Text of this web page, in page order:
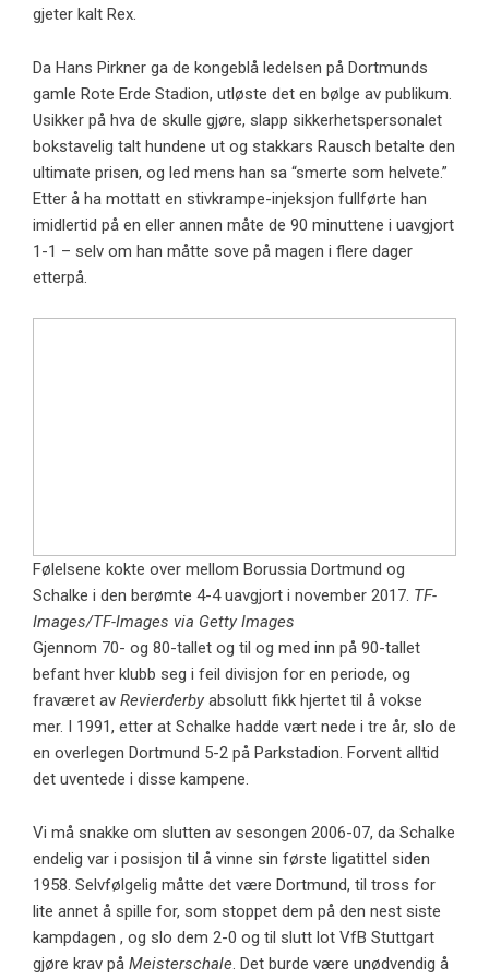
gjeter kalt Rex.
Da Hans Pirkner ga de kongeblå ledelsen på Dortmunds
gamle Rote Erde Stadion, utløste det en bølge av publikum.
Usikker på hva de skulle gjøre, slapp sikkerhetspersonalet
bokstavelig talt hundene ut og stakkars Rausch betalte den
ultimate prisen, og led mens han sa “smerte som helvete.”
Etter å ha mottatt en stivkrampe-injeksjon fullførte han
imidlertid på en eller annen måte de 90 minuttene i uavgjort
1-1 – selv om han måtte sove på magen i flere dager
etterpå.
Følelsene kokte over mellom Borussia Dortmund og
Schalke i den berømte 4-4 uavgjort i november 2017. TF-
Images/TF-Images via Getty Images
Gjennom 70- og 80-tallet og til og med inn på 90-tallet
befant hver klubb seg i feil divisjon for en periode, og
fraværet av Revierderby absolutt fikk hjertet til å vokse
mer. I 1991, etter at Schalke hadde vært nede i tre år, slo de
en overlegen Dortmund 5-2 på Parkstadion. Forvent alltid
det uventede i disse kampene.
Vi må snakke om slutten av sesongen 2006-07, da Schalke
endelig var i posisjon til å vinne sin første ligatittel siden
1958. Selvfølgelig måtte det være Dortmund, til tross for
lite annet å spille for, som stoppet dem på den nest siste
kampdagen , og slo dem 2-0 og til slutt lot VfB Stuttgart
gjøre krav på Meisterschale. Det burde være unødvendig å